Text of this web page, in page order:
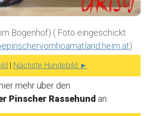
Bogenhof) ( Foto eingeschickt
)
| Nächste Hundebild ►
mehr über den
Pinscher Rassehund an: